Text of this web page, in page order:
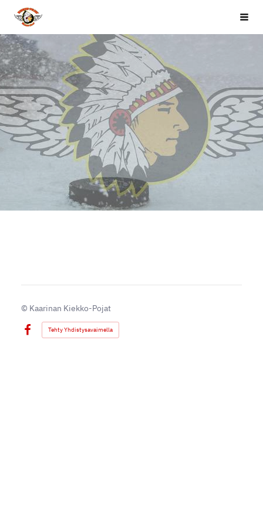
Siirry
sivun
sisältöön
Kaarinan Kiekko-Pojat
© Kaarinan Kiekko-Pojat
Facebook
Tehty Yhdistysavaimella